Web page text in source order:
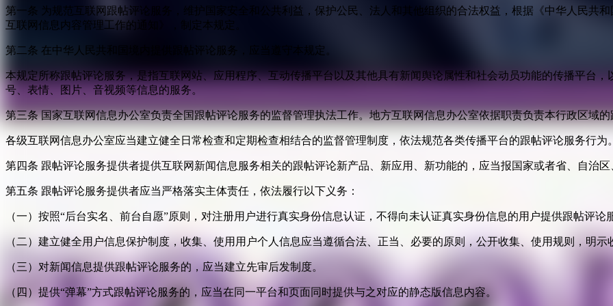
第一条 为规范互联网跟帖评论服务，维护国家安全和公共利益，保护公民、法人和其他组织的合法权益，根据《中华人民共
互联网信息内容管理工作的通知》，制定本规定。
第二条 在中华人民共和国境内提供跟帖评论服务，应当遵守本规定。
本规定所称跟帖评论服务，是指互联网站、应用程序、互动传播平台以及其他具有新闻舆论属性和社会动员功能的传播平台
号、表情、图片、音视频等信息的服务。
第三条 国家互联网信息办公室负责全国跟帖评论服务的监督管理执法工作。地方互联网信息办公室依据职责负责本行政区域
各级互联网信息办公室应当建立健全日常检查和定期检查相结合的监督管理制度，依法规范各类传播平台的跟帖评论服务行为
第四条 跟帖评论服务提供者提供互联网新闻信息服务相关的跟帖评论新产品、新应用、新功能的，应当报国家或者省、自治
第五条 跟帖评论服务提供者应当严格落实主体责任，依法履行以下义务：
（一）按照“后台实名、前台自愿”原则，对注册用户进行真实身份信息认证，不得向未认证真实身份信息的用户提供跟帖评论
（二）建立健全用户信息保护制度，收集、使用用户个人信息应当遵循合法、正当、必要的原则，公开收集、使用规则，明
（三）对新闻信息提供跟帖评论服务的，应当建立先审后发制度。
（四）提供“弹幕”方式跟帖评论服务的，应当在同一平台和页面同时提供与之对应的静态版信息内容。